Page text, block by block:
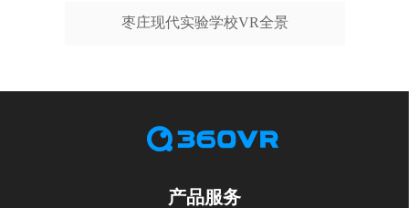
枣庄现代实验学校VR全景
产品服务